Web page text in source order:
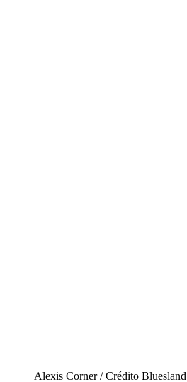
Alexis Corner / Crédito Bluesland